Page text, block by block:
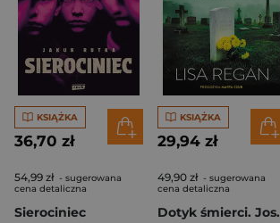
KSIĄŻKA
36,70 zł
54,99 zł - sugerowana
cena detaliczna
Sierociniec
KSIĄŻKA
29,94 zł
49,90 zł - sugerowana
cena detaliczna
Dotyk